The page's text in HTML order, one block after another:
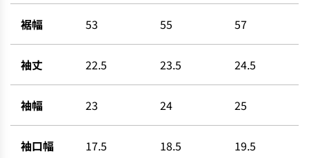
裾幅 53 55 57
袖丈 22.5 23.5 24.5
袖幅 23 24 25
袖口幅 17.5 18.5 19.5